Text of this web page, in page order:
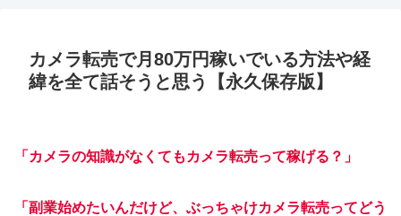
カメラ転売で月80万円稼いでいる方法や経
緯を全て話そうと思う【永久保存版】
「カメラの知識がなくてもカメラ転売って稼げる？」
「副業始めたいんだけど、ぶっちゃけカメラ転売ってどう